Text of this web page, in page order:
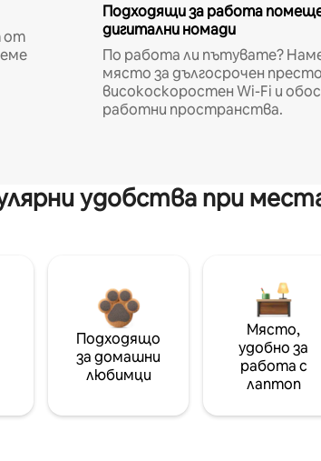
от
Подходящи за работа
дигитални номади
По работа ли пътувате?
място за дългосрочен
високоскоростен Wi-Fi и
работни пространства.
удобства при
Подходящо
за домашни
любимци
Място,
удобно за
работа с
лаптоп